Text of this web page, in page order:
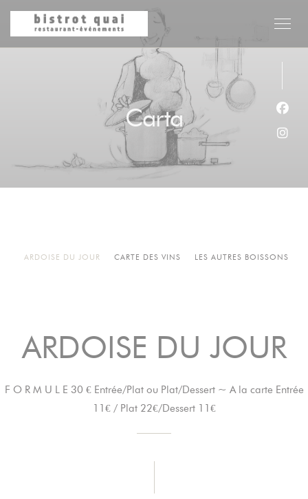
Personalización de sus opciones de cookies
Carta
ARDOISE DU JOUR CARTE DES VINS LES AUTRES BOISSONS
ARDOISE DU JOUR
F O R M U L E 30 € Entrée/Plat ou Plat/Dessert ~ A la carte Entrée
11€ / Plat 22€/Dessert 11€